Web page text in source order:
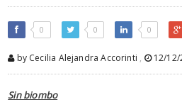
0 0 0
by Cecilia Alejandra Accorinti , 12/12/
Sin biombo